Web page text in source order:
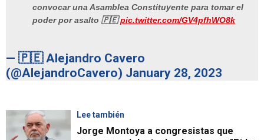
convocar una Asamblea Constituyente para tomar el
poder por asalto 🇵🇪pic.twitter.com/GV4pfhWO8k
— 🇵🇪 Alejandro Cavero
(@AlejandroCavero) January 28, 2023
Lee también
Jorge Montoya a congresistas que